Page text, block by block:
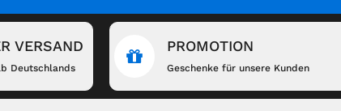
VERSAND
Deutschlands
PROMOTION
Geschenke für unsere Kunden